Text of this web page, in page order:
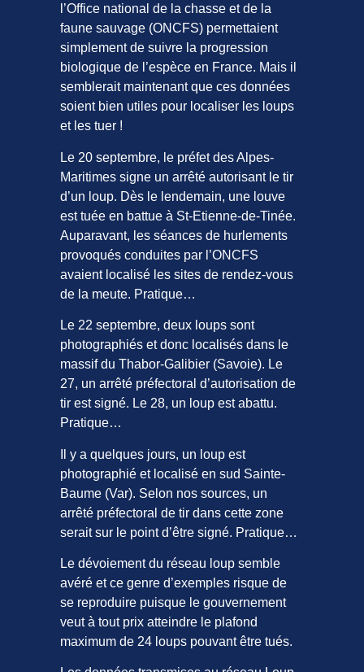
l’Office national de la chasse et de la
faune sauvage (ONCFS) permettaient
simplement de suivre la progression
biologique de l’espèce en France. Mais il
semblerait maintenant que ces données
soient bien utiles pour localiser les loups
et les tuer !
Le 20 septembre, le préfet des Alpes-
Maritimes signe un arrêté autorisant le tir
d’un loup. Dès le lendemain, une louve
est tuée en battue à St-Etienne-de-Tinée.
Auparavant, les séances de hurlements
provoqués conduites par l’ONCFS
avaient localisé les sites de rendez-vous
de la meute. Pratique…
Le 22 septembre, deux loups sont
photographiés et donc localisés dans le
massif du Thabor-Galibier (Savoie). Le
27, un arrêté préfectoral d’autorisation de
tir est signé. Le 28, un loup est abattu.
Pratique…
Il y a quelques jours, un loup est
photographié et localisé en sud Sainte-
Baume (Var). Selon nos sources, un
arrêté préfectoral de tir dans cette zone
serait sur le point d’être signé. Pratique…
Le dévoiement du réseau loup semble
avéré et ce genre d’exemples risque de
se reproduire puisque le gouvernement
veut à tout prix atteindre le plafond
maximum de 24 loups pouvant être tués.